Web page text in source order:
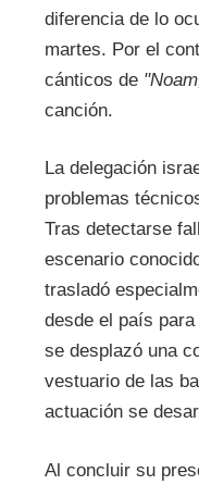
diferencia de lo
martes. Por el
cánticos de
canción.
La delegación
problemas
Tras detectarse
escenario
trasladó
desde el país
se desplazó una
vestuario de las
actuación se
Al concluir su